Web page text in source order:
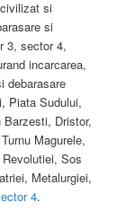
si
si
3, sector 4,
incarcarea,
debarasare
Piata Sudului,
Dristor,
Magurele,
Sos
Metalurgiei,
4.